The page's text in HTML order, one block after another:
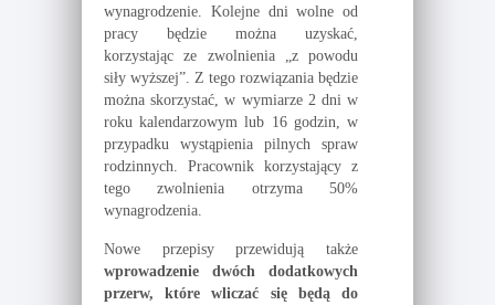
wynagrodzenie. Kolejne dni wolne od
pracy będzie można uzyskać,
korzystając ze zwolnienia „z powodu
siły wyższej”. Z tego rozwiązania będzie
można skorzystać, w wymiarze 2 dni w
roku kalendarzowym lub 16 godzin, w
przypadku wystąpienia pilnych spraw
rodzinnych. Pracownik korzystający z
tego zwolnienia otrzyma 50%
wynagrodzenia.
Nowe przepisy przewidują także
wprowadzenie dwóch dodatkowych
przerw, które wliczać się będą do